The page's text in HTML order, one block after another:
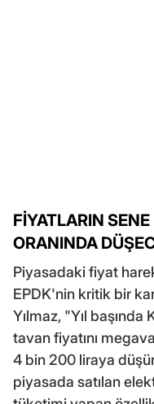
FİYATLARIN
ORANINDA
Piyasadaki fiyat
EPDK'nin kritik bir
Yılmaz, "Yıl
tavan fiyatını
4 bin 200 liraya
piyasada satılan